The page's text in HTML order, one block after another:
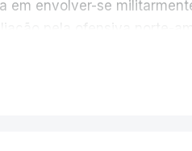
em envolver-se
pela ofensiva norte-